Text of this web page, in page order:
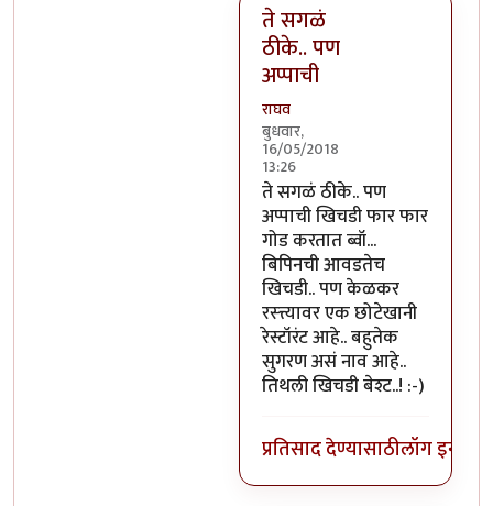
ते सगळं
ठीके.. पण
अप्पाची
राघव
बुधवार,
16/05/2018
13:26
In reply toभिलवडीला फक्त दूध
ते सगळं ठीके.. पण
अप्पाची खिचडी फार फार
गोड करतात ब्वॉ...
बिपिनची आवडतेच
खिचडी.. पण केळकर
रस्त्त्यावर एक छोटेखानी
रेस्टॉरंट आहे.. बहुतेक
सुगरण असं नाव आहे..
तिथली खिचडी बेश्ट..! :-)
प्रतिसाद देण्यासाठीलॉग इन करा